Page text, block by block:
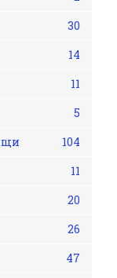
30
14
11
5
104
11
20
26
47